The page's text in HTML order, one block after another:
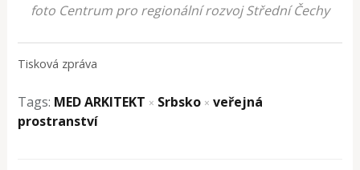
foto Centrum pro regionální rozvoj Střední Čechy
Tisková zpráva
Tags: MED ARKITEKT × Srbsko × veřejná
prostranství